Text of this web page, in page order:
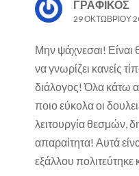
ΓΡΑΦΙΚΟΣ
29 ΟΚΤΩΒΡΊΟΥ
Μην ψάχνεσαι! Είναι
να γνωρίζει κανείς
διάλογος! Όλα κάτω
ποιο εύκολα οι
λειτουργία θεσμών,
απαραίτητα! Αυτά
εξάλλου πολιτεύτηκε